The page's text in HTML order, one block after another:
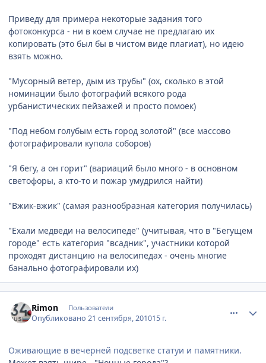
Приведу для примера некоторые задания того
фотоконкурса - ни в коем случае не предлагаю их
копировать (это был бы в чистом виде плагиат), но идею
взять можно.
"Мусорный ветер, дым из трубы" (ох, сколько в этой
номинации было фотографий всякого рода
урбанистических пейзажей и просто помоек)
"Под небом голубым есть город золотой" (все массово
фотографировали купола соборов)
"Я бегу, а он горит" (вариаций было много - в основном
светофоры, а кто-то и пожар умудрился найти)
"Вжик-вжик" (самая разнообразная категория получилась)
"Ехали медведи на велосипеде" (учитывая, что в "Бегущем
городе" есть категория "всадник", участники которой
проходят дистанцию на велосипедах - очень многие
банально фотографировали их)
Rimon Пользователи
Опубликовано21 сентября, 201015 г.
Оживающие в вечерней подсветке статуи и памятники.